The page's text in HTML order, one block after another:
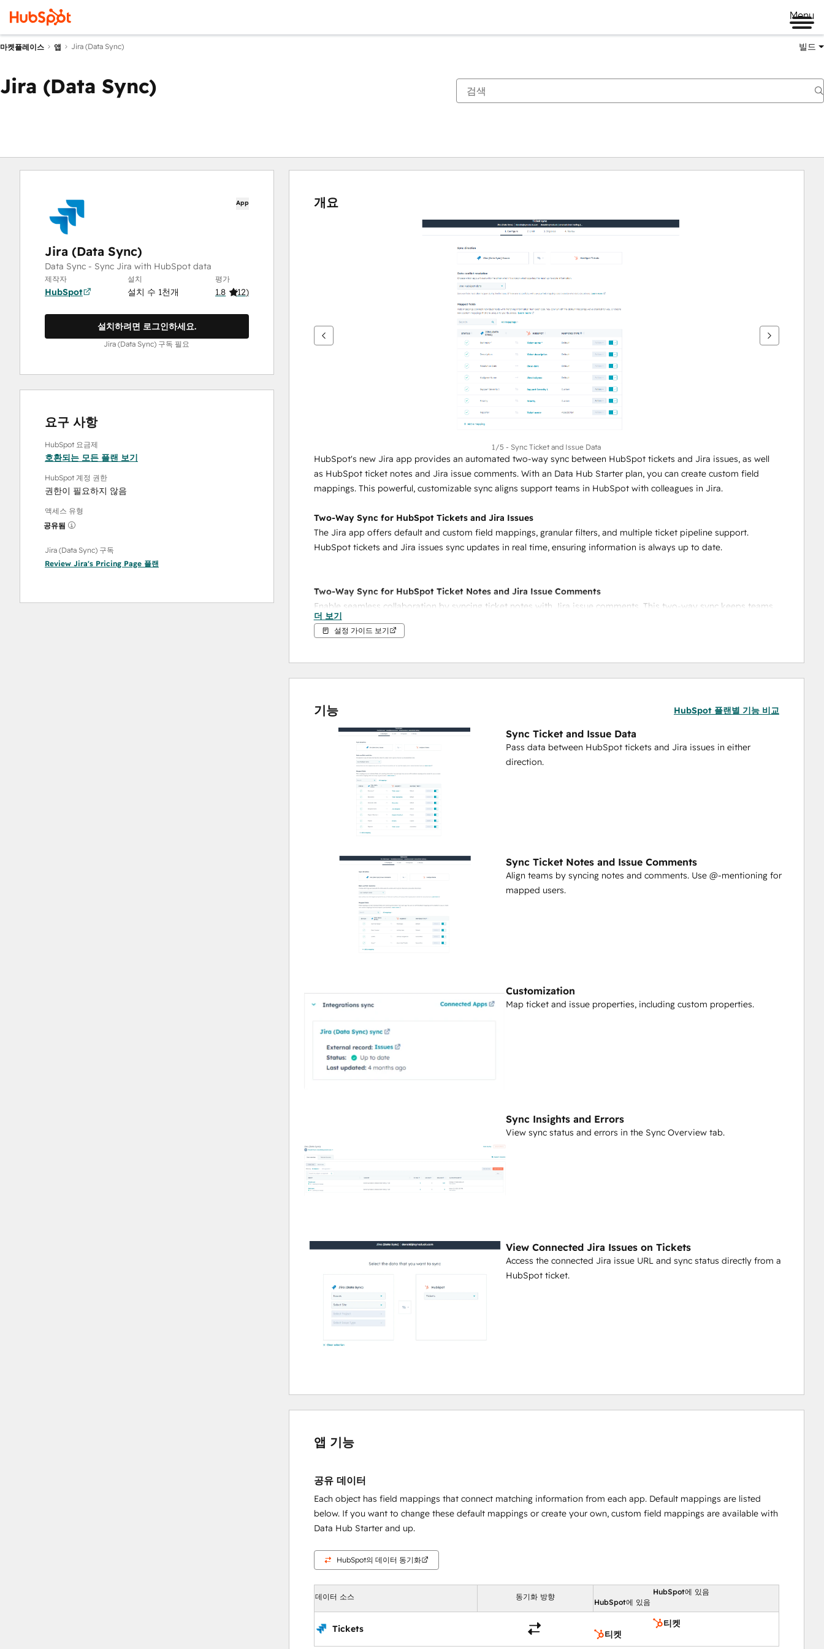
Menu
마켓플레이스 앱 Jira (Data Sync) 빌드
Jira (Data Sync)
App
Jira (Data Sync)
Data Sync - Sync Jira with HubSpot data
제작자
HubSpot
설치
설치 수 1천개
평가
1.8 (12)
설치하려면 로그인하세요.
Jira (Data Sync) 구독 필요
요구 사항
HubSpot 요금제
호환되는 모든 플랜 보기
HubSpot 계정 권한
권한이 필요하지 않음
액세스 유형
공유됨
Jira (Data Sync) 구독
Review Jira's Pricing Page 플랜
개요
면
화
십
시
오.
1/5 - Sync Ticket and Issue Data
HubSpot's new Jira app provides an automated two-way sync between HubSpot tickets and Jira issues, as well
as HubSpot ticket notes and Jira issue comments. With an Data Hub Starter plan, you can create custom field
mappings. This powerful, customizable sync aligns support teams in HubSpot with colleagues in Jira.
Two-Way Sync for HubSpot Tickets and Jira Issues
The Jira app offers default and custom field mappings, granular filters, and multiple ticket pipeline support.
HubSpot tickets and Jira issues sync updates in real time, ensuring information is always up to date.
Two-Way Sync for HubSpot Ticket Notes and Jira Issue Comments
Enable seamless collaboration by syncing ticket notes with Jira issue comments. This two-way sync keeps teams
aligned and records conversations in both systems.
더 보기
설정 가이드 보기
기능 HubSpot 플랜별 기능 비교
Sync Ticket and Issue Data
Pass data between HubSpot tickets and Jira issues in either
direction.
Sync Ticket Notes and Issue Comments
Align teams by syncing notes and comments. Use @-mentioning for
mapped users.
Customization
Map ticket and issue properties, including custom properties.
Sync Insights and Errors
View sync status and errors in the Sync Overview tab.
View Connected Jira Issues on Tickets
Access the connected Jira issue URL and sync status directly from a
HubSpot ticket.
앱 기능
공유 데이터
Each object has field mappings that connect matching information from each app. Default mappings are listed
below. If you want to change these default mappings or create your own, custom field mappings are available with
Data Hub Starter and up.
HubSpot의 데이터 동기화
데이터 소스 동기화 방향
HubSpot에 있음
HubSpot에 있음
Tickets
티켓
티켓